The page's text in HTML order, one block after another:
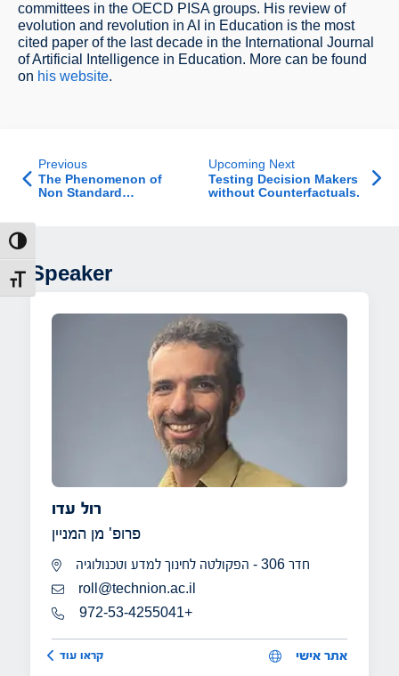
מתג
committees in the OECD PISA groups. His review of
evolution and revolution in AI in Education is the most
cited paper of the last decade in the International Journal
of Artificial Intelligence in Education. More can be found
on his website.
Previous
The Phenomenon of
Non Standard
Upcoming Next
Testing Decision Makers
without Counterfactuals.
Speaker
רול עדו
פרופ' מן המניין
חדר 306 - הפקולטה לחינוך למדע וטכנולוגיה
roll@technion.ac.il
972-53-4255041+
אתר אישי קראו עוד
רול עדו